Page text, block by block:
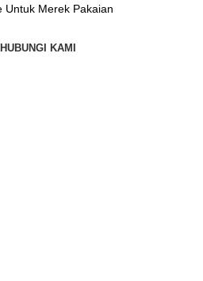
Untuk Merek Pakaian
HUBUNGI KAMI